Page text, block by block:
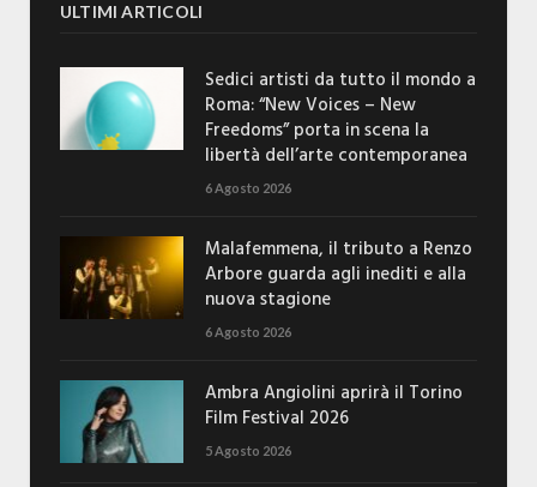
ULTIMI ARTICOLI
Sedici artisti da tutto il mondo a
Roma: “New Voices – New
Freedoms” porta in scena la
libertà dell’arte contemporanea
6 Agosto 2026
Malafemmena, il tributo a Renzo
Arbore guarda agli inediti e alla
nuova stagione
6 Agosto 2026
Ambra Angiolini aprirà il Torino
Film Festival 2026
5 Agosto 2026